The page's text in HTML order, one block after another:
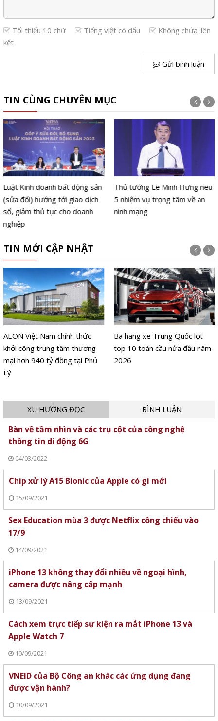
Tối thiểu 10 chữ Tiếng việt có dấu
Không chứa liên
kết
Gửi bình luận
TIN CÙNG CHUYÊN MỤC
Thủ tướng Lê Minh Hưng nêu
5 nhiệm vụ trọng tâm về an
ninh mạng
Từ 1/8: Người thôi chức
không được thành lập doanh
nghiệp trong 14 lĩnh vực
TIN MỚI CẬP NHẬT
Ba hãng xe Trung Quốc lọt
top 10 toàn cầu nửa đầu năm
2026
Lên nhạc chuẩn mood cùng
Alpha Works tại P.H.E Show
2026
XU HƯỚNG ĐỌC BÌNH LUẬN
Bàn về tầm nhìn và các trụ cột của công nghệ
thông tin di động 6G
04/03/2022
Chip xử lý A15 Bionic của Apple có gì mới
15/09/2021
Sex Education mùa 3 được Netflix công chiếu vào
17/9
14/09/2021
iPhone 13 không thay đổi nhiều về ngoại hình,
camera được nâng cấp mạnh
13/09/2021
Cách xem trực tiếp sự kiện ra mắt iPhone 13 và
Apple Watch 7
10/09/2021
VNEID của Bộ Công an khác các ứng dụng đang
được vận hành?
10/09/2021